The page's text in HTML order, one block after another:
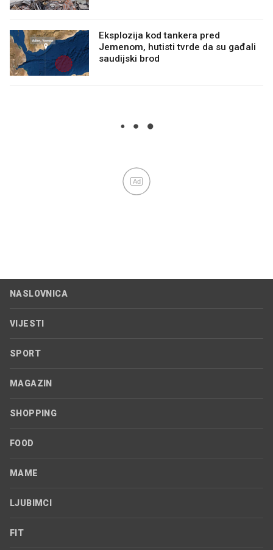
Eksplozija kod tankera pred
Jemenom, hutisti tvrde da su gađali
saudijski brod
Ad
NASLOVNICA
VIJESTI
SPORT
MAGAZIN
SHOPPING
FOOD
MAME
LJUBIMCI
FIT